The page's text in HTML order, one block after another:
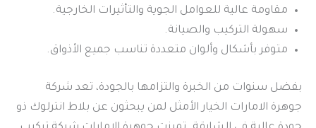
مقاومة عالية للعوامل الجوية والتأثيرات الخارجية.
سهولة التركيب والصيانة.
متوفر بأشكال وألوان متعددة تناسب جميع الأذواق.
بفضل سنوات من الخبرة والتزامها بالجودة، تعد شركة
جوهرة الامارات الخيار الأمثل لمن يبحثون عن بلاط انترلوك ذو